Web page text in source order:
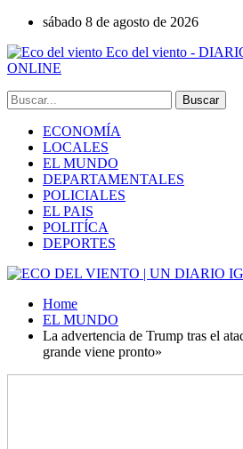
sábado 8 de agosto de 2026
Eco del viento -
ONLINE
ECONOMÍA
LOCALES
EL MUNDO
DEPARTAMENTALES
POLICIALES
EL PAIS
POLITÍCA
DEPORTES
Home
EL MUNDO
La advertencia de Trump tras el
grande viene pronto»